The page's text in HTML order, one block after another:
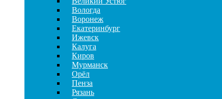
Вологда
Воронеж
Екатеринбург
Ижевск
Калуга
Киров
Мурманск
Орёл
Пенза
Рязань